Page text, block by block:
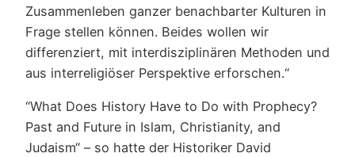
Zusammenleben ganzer benachbarter Kulturen in
Frage stellen können. Beides wollen wir
differenziert, mit interdisziplinären Methoden und
aus interreligiöser Perspektive erforschen.“
“What Does History Have to Do with Prophecy?
Past and Future in Islam, Christianity, and
Judaism“ – so hatte der Historiker David